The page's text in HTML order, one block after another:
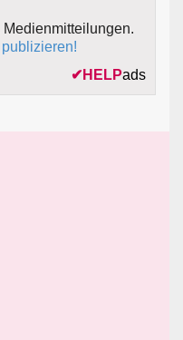
✔ HELPads